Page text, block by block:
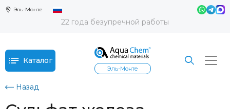
Эль-Монте
22 года безупречной работы
Каталог
Эль-Монте
Назад